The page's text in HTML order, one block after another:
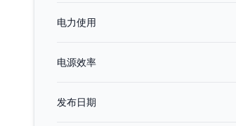
电力使用
电源效率
发布日期